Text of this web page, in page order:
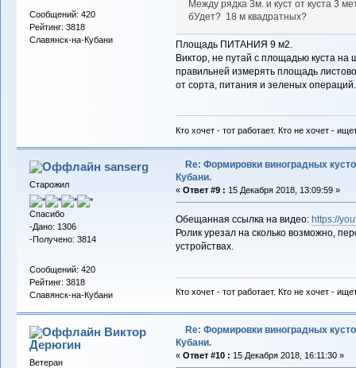
Сообщений: 420
Рейтинг: 3818
Славянск-на-Кубани
Между рядка 3м. и куст от куста 3
бУдет? 18 м квадратных?
Площадь ПИТАНИЯ 9 м2.
Виктор, не путай с площадью куста
правильней измерять площадь
от сорта, питания и зеленых операций.
Кто хочет - тот работает. Кто не хочет -
sanserg
Старожил
Спасибо
-Дано: 1306
-Получено: 3814
Сообщений: 420
Рейтинг: 3818
Славянск-на-Кубани
Re: Формировки виноградных
Кубани.
« Ответ #9 : 15 Декабря 2018, 13:09:59 »
Обещанная ссылка на видео: https://
Ролик урезал на сколько возможно,
устройствах.
Кто хочет - тот работает. Кто не хочет -
Виктор
Дерюгин
Ветеран
Re: Формировки виноградных
Кубани.
« Ответ #10 : 15 Декабря 2018, 16:11:30 »